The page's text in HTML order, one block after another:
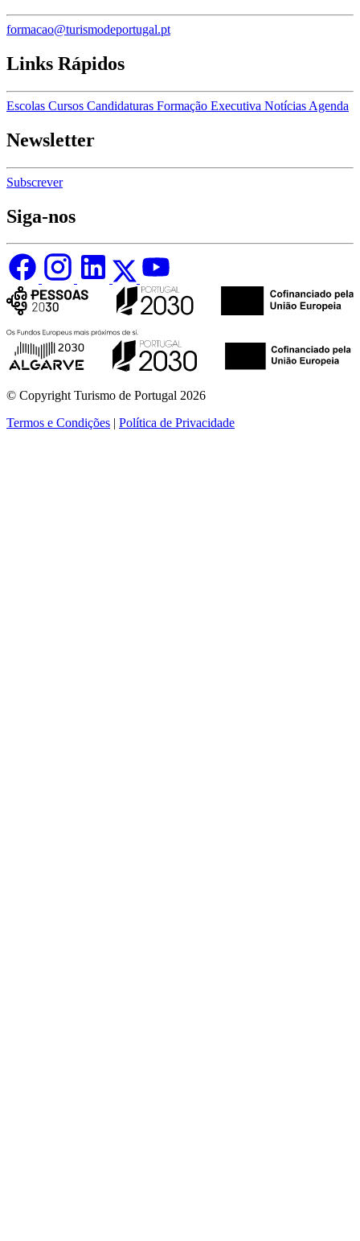
formacao@turismodeportugal.pt
Links Rápidos
Escolas Cursos Candidaturas Formação Executiva Notícias Agenda
Newsletter
Subscrever
Siga-nos
© Copyright Turismo de Portugal 2026
Termos e Condições | Política de Privacidade